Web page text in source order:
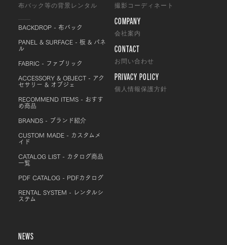
布バック等の背景レンタル
BACKDROP - 布バック
PANEL & SURFACE - 板 & パネ
ル
FABRIC - ファブリック
ACCESSORY & OBJECT - アク
セサリー & オブジェ
RECOMMEND ITEMS - おすす
め商品
BRANDS - ブランド紹介
CUSTOM MADE - カスタムメ
イド
CATALOG LIST - カタログ商品
一覧
PDF CATALOG - PDFカタログ
RENTAL SYSTEM - レンタルシ
ステム
撮影コーディネート
COMPANY
会社案内
CONTACT
お問い合わせ
PRIVACY POLICY
個人情報保護方針
NEWS